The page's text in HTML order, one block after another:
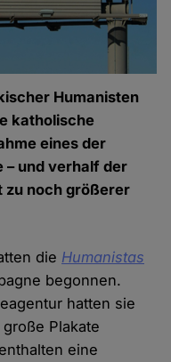
Humanisten
katholische
eines der
– und verhalf der
zu noch größerer
die Humanistas
begonnen.
hatten sie
Plakate
eine